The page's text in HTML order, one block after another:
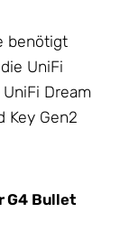
benötigt
UniFi
Dream
Key Gen2
G4 Bullet